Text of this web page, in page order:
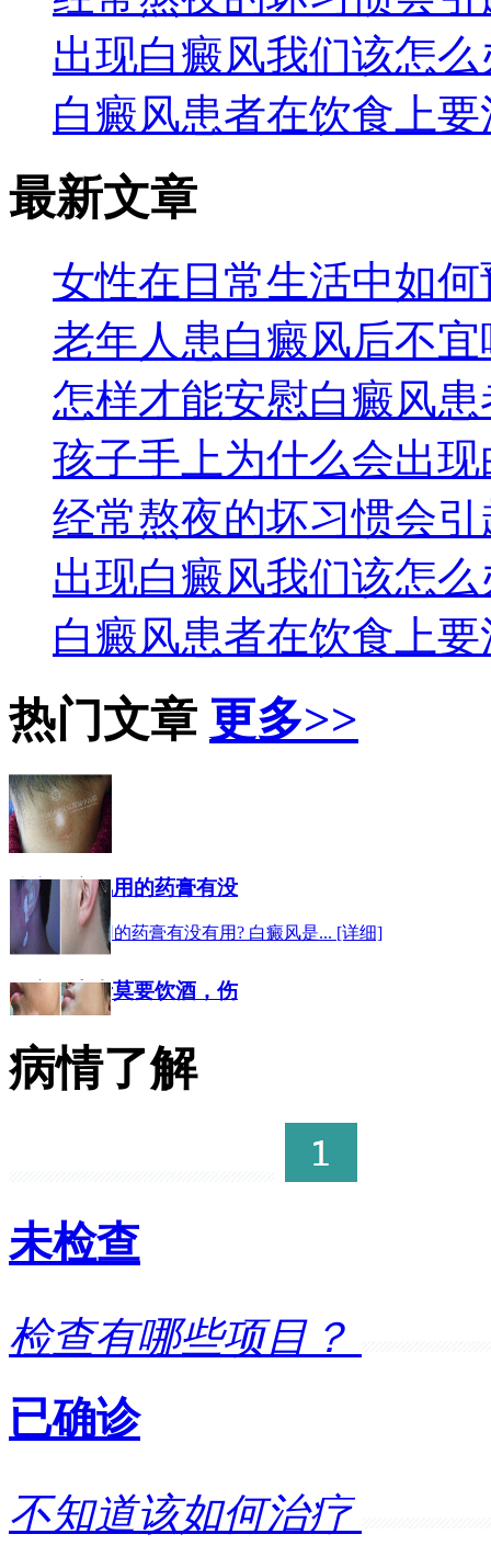
出现白癜风我们该怎么
白癜风患者在饮食上要
最新文章
女性在日常生活中如
老年人患白癜风后不
怎样才能安慰白癜风患
孩子手上为什么会出现
经常熬夜的坏习惯会引
出现白癜风我们该怎么
白癜风患者在饮食上要
热门文章 更多>>
治疗白癜风用的药膏有没
治疗白癜风用的药膏有没有用? 白癜风是... [详细]
白癜风患者莫要饮酒，伤
白癜风病情加重是由哪些
白癜风病情加重是由哪些原因造成的?白... [详细]
白癜风能治好吗?这是很多患者朋友都会... [详细]
病情了解
未检查
检查有哪些项目？
已确诊
不知道该如何治疗